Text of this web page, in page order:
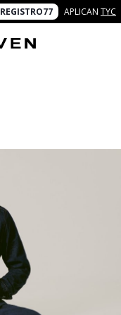
REGISTRO77 APLICAN TYC